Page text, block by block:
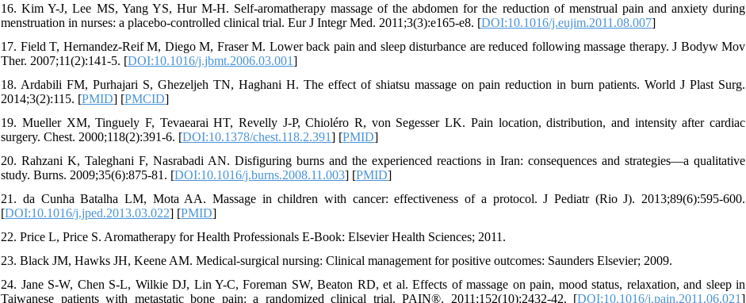
16. Kim Y-J, Lee MS, Yang YS, Hur M-H. Self-aromatherapy massage of the abdomen for the reduction of menstrual pain and anxiety during
menstruation in nurses: a placebo-controlled clinical trial. Eur J Integr Med. 2011;3(3):e165-e8. [DOI:10.1016/j.eujim.2011.08.007]
17. Field T, Hernandez-Reif M, Diego M, Fraser M. Lower back pain and sleep disturbance are reduced following massage therapy. J Bodyw Mov
Ther. 2007;11(2):141-5. [DOI:10.1016/j.jbmt.2006.03.001]
18. Ardabili FM, Purhajari S, Ghezeljeh TN, Haghani H. The effect of shiatsu massage on pain reduction in burn patients. World J Plast Surg.
2014;3(2):115. [PMID] [PMCID]
19. Mueller XM, Tinguely F, Tevaearai HT, Revelly J-P, Chioléro R, von Segesser LK. Pain location, distribution, and intensity after cardiac
surgery. Chest. 2000;118(2):391-6. [DOI:10.1378/chest.118.2.391] [PMID]
20. Rahzani K, Taleghani F, Nasrabadi AN. Disfiguring burns and the experienced reactions in Iran: consequences and strategies—a qualitative
study. Burns. 2009;35(6):875-81. [DOI:10.1016/j.burns.2008.11.003] [PMID]
21. da Cunha Batalha LM, Mota AA. Massage in children with cancer: effectiveness of a protocol. J Pediatr (Rio J). 2013;89(6):595-600.
[DOI:10.1016/j.jped.2013.03.022] [PMID]
22. Price L, Price S. Aromatherapy for Health Professionals E-Book: Elsevier Health Sciences; 2011.
23. Black JM, Hawks JH, Keene AM. Medical-surgical nursing: Clinical management for positive outcomes: Saunders Elsevier; 2009.
24. Jane S-W, Chen S-L, Wilkie DJ, Lin Y-C, Foreman SW, Beaton RD, et al. Effects of massage on pain, mood status, relaxation, and sleep in
Taiwanese patients with metastatic bone pain: a randomized clinical trial. PAIN®. 2011;152(10):2432-42. [DOI:10.1016/j.pain.2011.06.021]